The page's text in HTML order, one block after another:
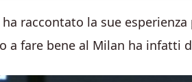
raccontato la sue
a fare bene al Milan ha infatti